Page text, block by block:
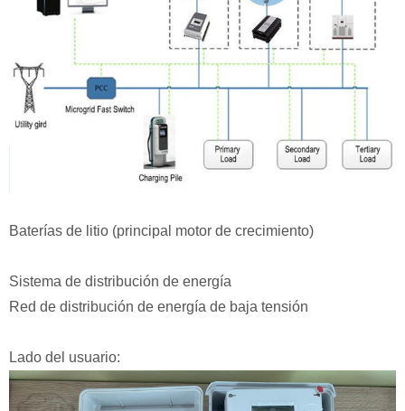
Baterías de litio (principal motor de crecimiento)
Sistema de distribución de energía
Red de distribución de energía de baja tensión
Lado del usuario: